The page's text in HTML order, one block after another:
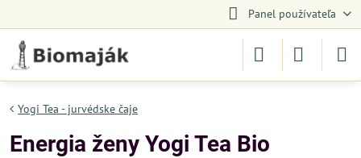
Panel používateľa
Yogi Tea - jurvédske čaje
Energia ženy Yogi Tea Bio